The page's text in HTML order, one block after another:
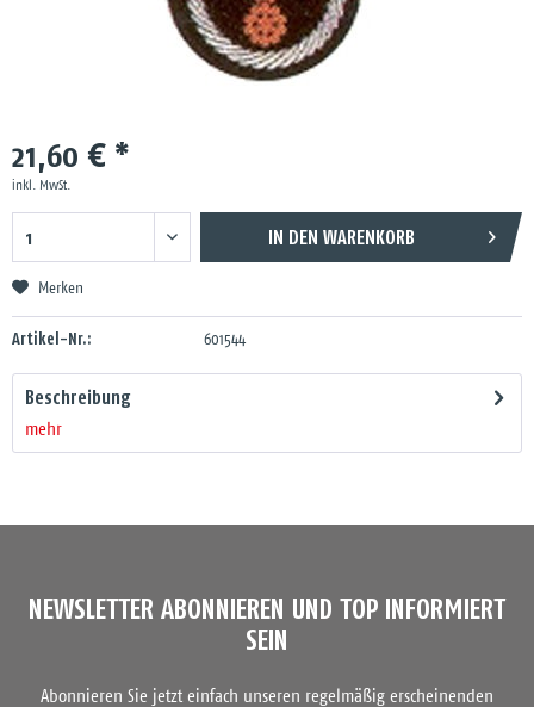
21,60 € *
inkl. MwSt.
IN DEN WARENKORB
Merken
Artikel-Nr.: 601544
Beschreibung
mehr
NEWSLETTER ABONNIEREN UND TOP INFORMIERT
SEIN
Abonnieren Sie jetzt einfach unseren regelmäßig erscheinenden